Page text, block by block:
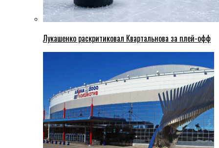
Лукашенко раскритиковал Квартальнова за плей-офф